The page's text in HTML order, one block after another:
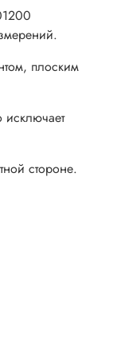
плоским
исключает
стороне.